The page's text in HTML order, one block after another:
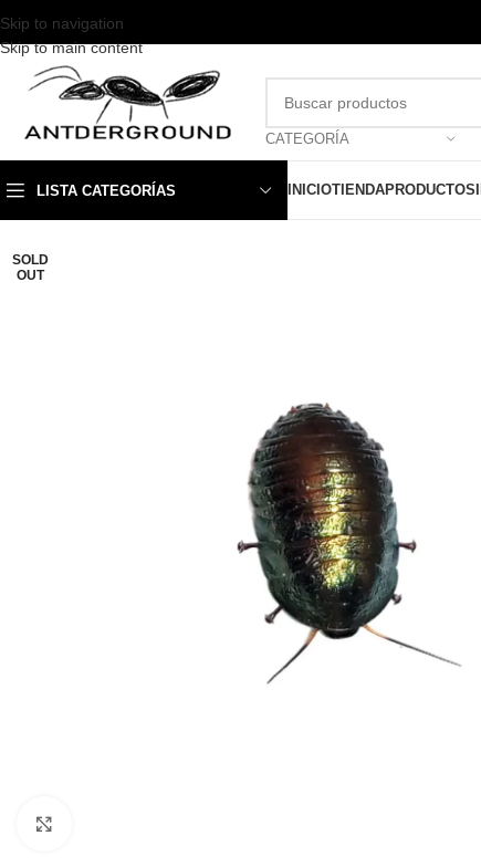
Skip to navigation
Skip to main content
CATEGORÍA
LISTA CATEGORÍAS INICIOTIENDAPRODUCTOS
SOLD
OUT